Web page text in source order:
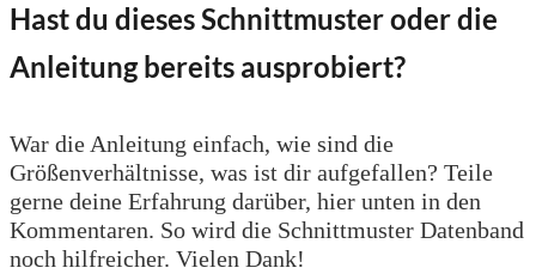
Hast du dieses Schnittmuster oder die
Anleitung bereits ausprobiert?
War die Anleitung einfach, wie sind die
Größenverhältnisse, was ist dir aufgefallen? Teile
gerne deine Erfahrung darüber, hier unten in den
Kommentaren. So wird die Schnittmuster Datenband
noch hilfreicher. Vielen Dank!